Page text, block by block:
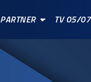
PARTNER TV 05/07